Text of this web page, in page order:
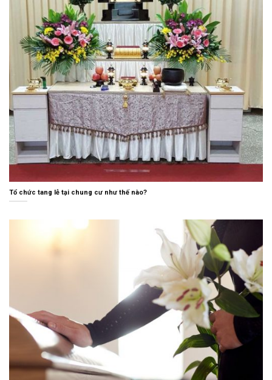
Tổ chức tang lễ tại chung cư như thế nào?